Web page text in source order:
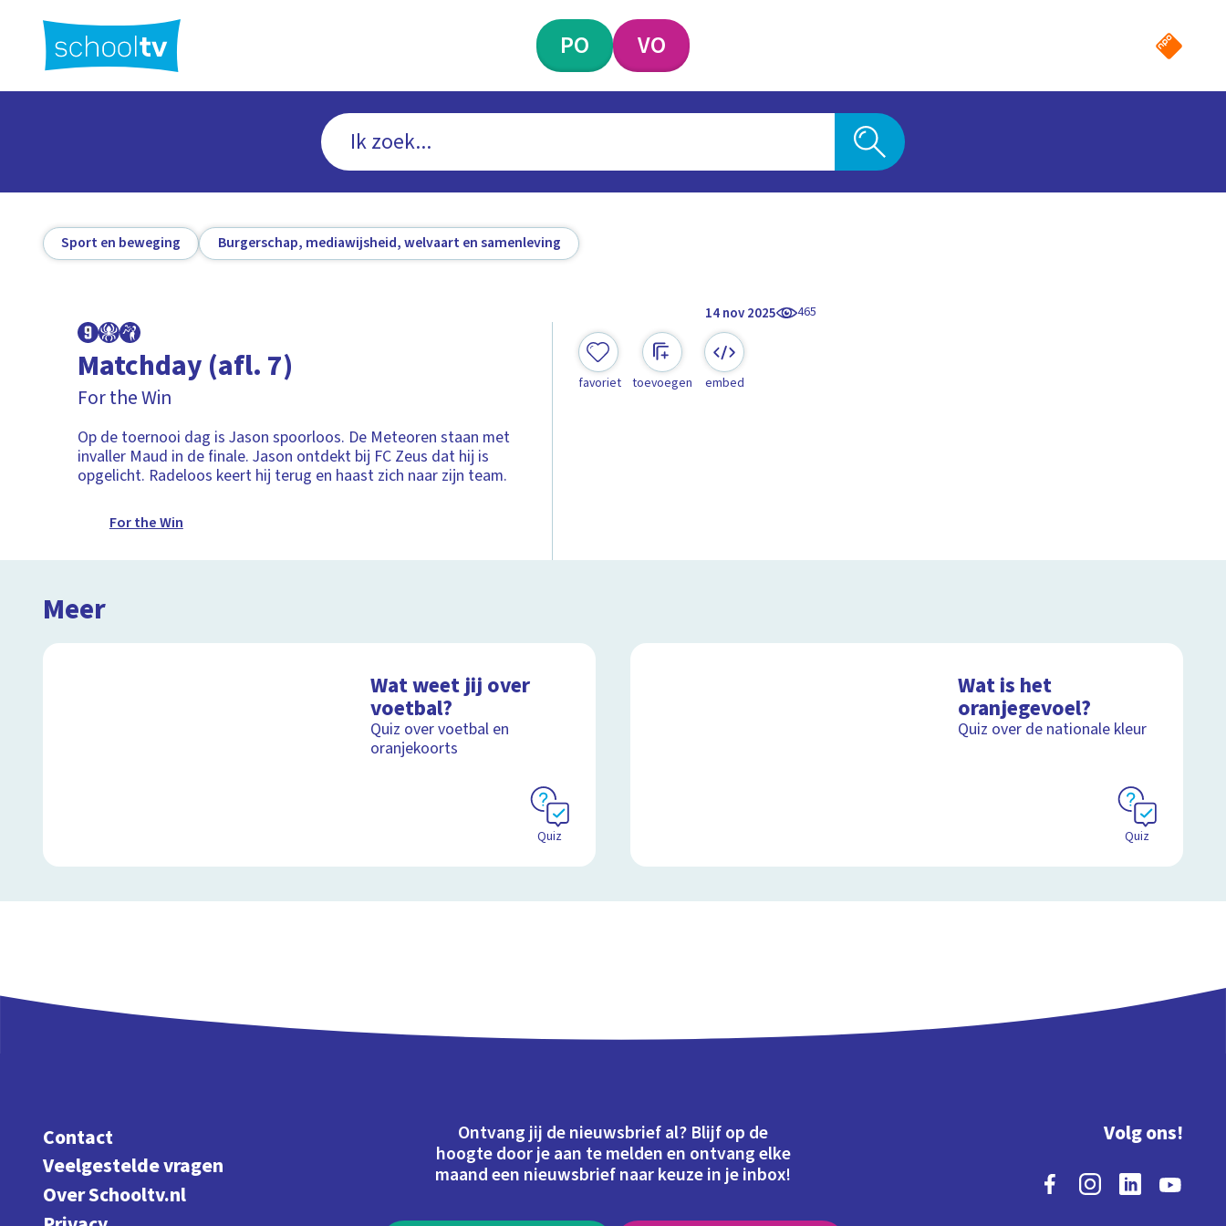
hoofdinhoud
PO VO
Sport en beweging Burgerschap, mediawijsheid, welvaart en samenleving
14 nov 2025 465
Matchday (afl. 7)
For the Win
Op de toernooi dag is Jason spoorloos. De Meteoren staan met
invaller Maud in de finale. Jason ontdekt bij FC Zeus dat hij is
opgelicht. Radeloos keert hij terug en haast zich naar zijn team.
For the Win
favoriet toevoegen embed
Meer
Wat weet jij over
voetbal?
Quiz over voetbal en
oranjekoorts
Quiz
Wat is het
oranjegevoel?
Quiz over de nationale kleur
Quiz
Contact
Veelgestelde vragen
Over Schooltv.nl
Ontvang jij de nieuwsbrief al? Blijf op de
hoogte door je aan te melden en ontvang elke
maand een nieuwsbrief naar keuze in je inbox!
Volg ons!